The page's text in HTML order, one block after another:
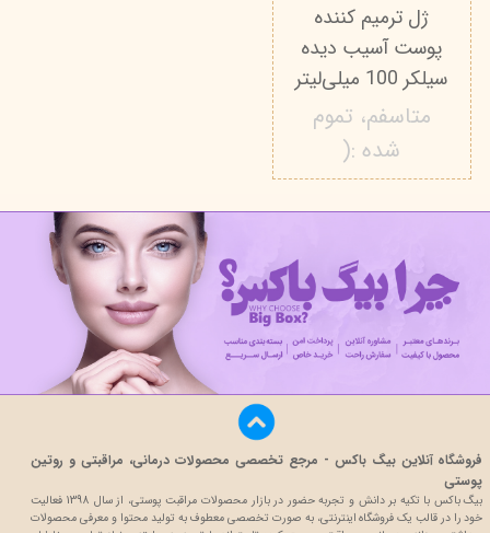
ژل ترمیم کننده
پوست آسیب دیده
سیلکر 100 میلی‌لیتر
متاسفم، تموم
شده :(
فروشگاه آنلاین بیگ باکس - مرجع تخصصی محصولات درمانی، مراقبتی و روتین
پوستی
بیگ باکس با تکیه بر دانش و تجربه حضور در بازار محصولات مراقبت پوستی، از سال 1398 فعالیت
خود را در قالب یک فروشگاه اینترنتی، به صورت تخصصی معطوف به تولید محتوا و معرفی محصولات